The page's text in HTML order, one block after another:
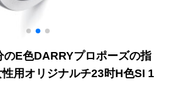
のE色DARRYプロポーズの指
用オリジナルチ23时H色SI 1